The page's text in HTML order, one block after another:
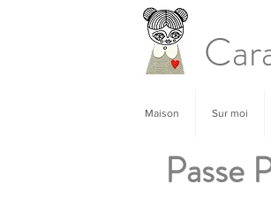
Maison Sur moi
Passe